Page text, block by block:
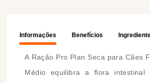
Informações Benefícios
A Ração Pro Plan Seca para Cães
Médio equilibra a flora intestinal